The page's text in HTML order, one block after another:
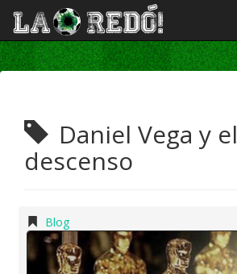
Daniel Vega y el
descenso
Blog